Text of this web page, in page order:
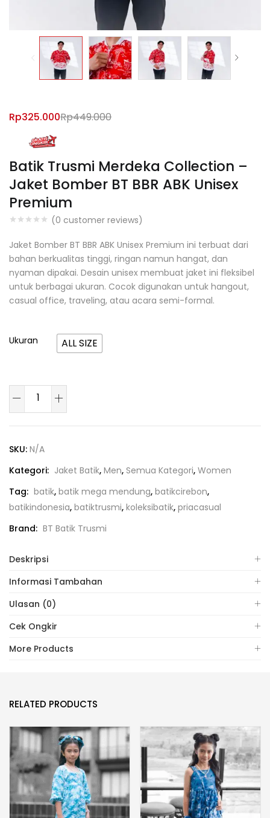
Batik Trusmi Merdeka Collection –
Jaket Bomber BT BBR ABK Unisex
Premium
(0 customer reviews)
Rp325.000Rp449.000
Jaket Bomber BT BBR ABK Unisex Premium ini terbuat dari
bahan berkualitas tinggi, ringan namun hangat, dan
nyaman dipakai. Desain unisex membuat jaket ini fleksibel
untuk berbagai ukuran. Cocok digunakan untuk hangout,
casual office, traveling, atau acara semi-formal.
Ukuran ALL SIZE
SKU: N/A
Kategori: Jaket Batik, Men, Semua Kategori, Women
Tag: batik, batik mega mendung, batikcirebon,
batikindonesia, batiktrusmi, koleksibatik, priacasual
Brand: BT Batik Trusmi
Deskripsi
Informasi Tambahan
Ulasan (0)
Cek Ongkir
More Products
RELATED PRODUCTS